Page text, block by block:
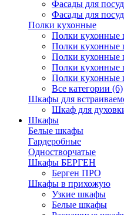
Фасады для
Фасады для
Полки кухонные
Полки
Полки
Полки
Полки
Полки
Все категории (6)
Шкафы для
Шкаф для
Шкафы
Белые шкафы
Гардеробные
Одностворчатые
Шкафы БЕРГЕН
Берген ПРО
Шкафы в прихожую
Узкие шкафы
Белые шкафы